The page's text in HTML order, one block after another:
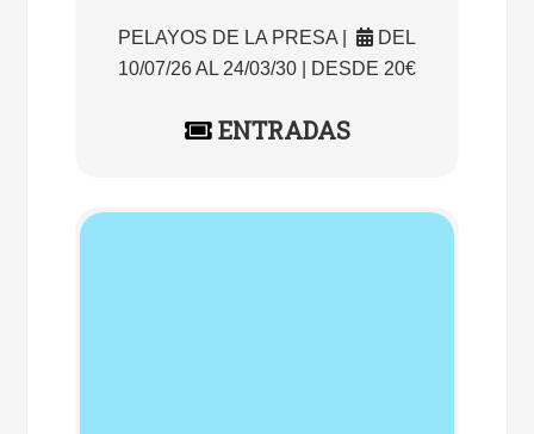
PELAYOS DE LA PRESA |
DEL
10/07/26 AL 24/03/30 | DESDE 20€
ENTRADAS